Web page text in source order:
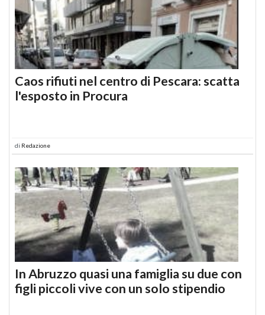
Caos rifiuti nel centro di Pescara: scatta
l'esposto in Procura
di Redazione
In Abruzzo quasi una famiglia su due con
figli piccoli vive con un solo stipendio